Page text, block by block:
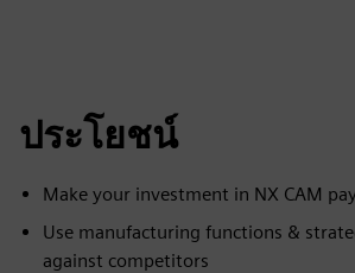
ประโยชน์
Make your investment in NX CAM
Use manufacturing functions &
against competitors